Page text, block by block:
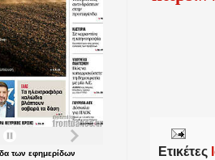
Ετικέτες
των εφημερίδων